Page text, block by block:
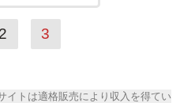
2 3
イトは適格販売により収入を得てい